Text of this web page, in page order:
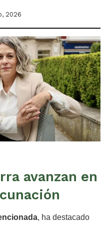
2026
avanzan en
, ha destacado